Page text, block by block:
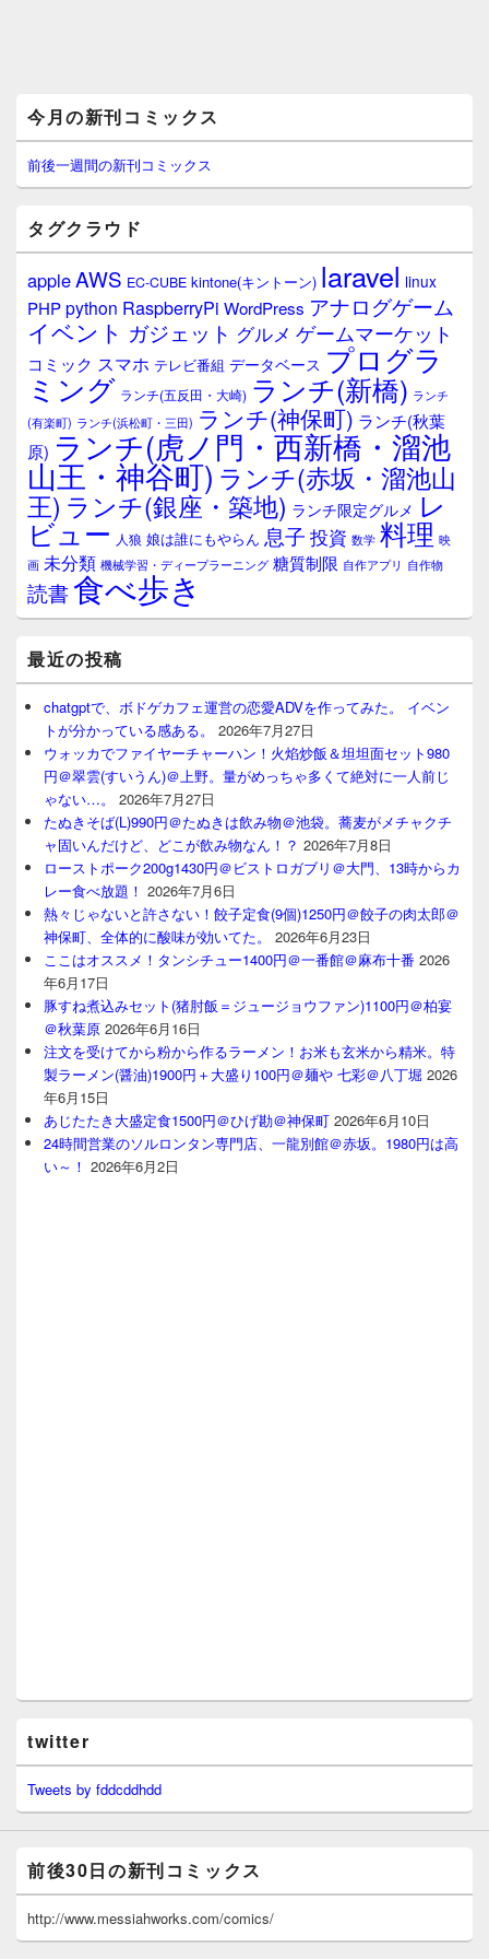
イ
ン
サ
イ
ウ
ィ
ジ
ェ
ア
今月の新刊コミックス
前後一週間の新刊コミックス
タグクラウド
appleAWS EC-CUBE kintone(キントーン) laravel linux
PHPpython RaspberryPi WordPress アナログゲーム
イベント ガジェット グルメ ゲームマーケット
コミック スマホ テレビ番組 データベース プログラ
ミング ランチ(五反田・大崎) ランチ(新橋) ランチ
(有楽町) ランチ(浜松町・三田) ランチ(神保町) ランチ(秋葉
原) ランチ(虎ノ門・西新橋・溜池
山王・神谷町) ランチ(赤坂・溜池山
王) ランチ(銀座・築地) ランチ限定グルメ レ
ビュー 人狼 娘は誰にもやらん 息子 投資 数学 料理 映
画 未分類 機械学習・ディープラーニング 糖質制限 自作アプリ 自作物
読書食べ歩き
最近の投稿
chatgptで、ボドゲカフェ運営の恋愛ADVを作ってみた。 イベン
トが分かっている感ある。
2026年7月27日
ウォッカでファイヤーチャーハン！火焰炒飯＆坦坦面セット980
円＠翠雲(すいうん)＠上野。量がめっちゃ多くて絶対に一人前じ
ゃない…。
2026年7月27日
たぬきそば(L)990円＠たぬきは飲み物＠池袋。蕎麦がメチャクチ
ャ固いんだけど、どこが飲み物なん！？ 2026年7月8日
ローストポーク200g1430円＠ビストロガブリ＠大門、13時からカ
レー食べ放題！ 2026年7月6日
熱々じゃないと許さない！餃子定食(9個)1250円＠餃子の肉太郎＠
神保町、全体的に酸味が効いてた。
2026年6月23日
ここはオススメ！タンシチュー1400円＠一番館＠麻布十番 2026
年6月17日
豚すね煮込みセット(猪肘飯＝ジュージョウファン)1100円＠柏宴
＠秋葉原 2026年6月16日
注文を受けてから粉から作るラーメン！お米も玄米から精米。特
製ラーメン(醤油)1900円＋大盛り100円＠麺や 七彩＠八丁堀 2026
年6月15日
あじたたき大盛定食1500円＠ひげ勘＠神保町 2026年6月10日
24時間営業のソルロンタン専門店、一龍別館＠赤坂。1980円は高
い～！ 2026年6月2日
twitter
Tweets by fddcddhdd
前後30日の新刊コミックス
http://www.messiahworks.com/comics/